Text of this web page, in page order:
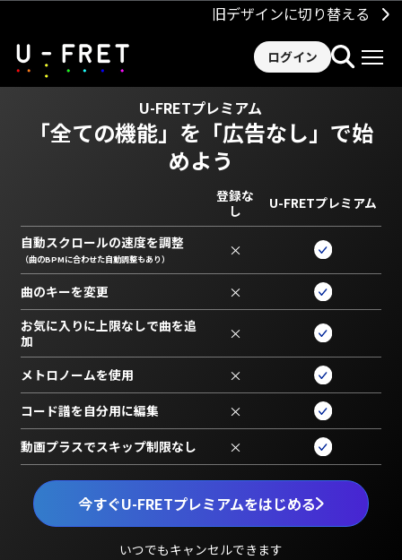
旧デザインに切り替える
ログイン
U-FRETプレミアム
「全ての機能」を 「広告なし」で始
めよう
今すぐU-FRETプレミアムをはじめる
いつでもキャンセルできます
登録な
し
U-FRETプレミアム
自動スクロールの速度を調整
（曲のBPMに合わせた自動調整もあり） ×
曲のキーを変更 ×
お気に入りに上限なしで曲を追
加
×
メトロノームを使用 ×
コード譜を自分用に編集 ×
動画プラスでスキップ制限なし ×